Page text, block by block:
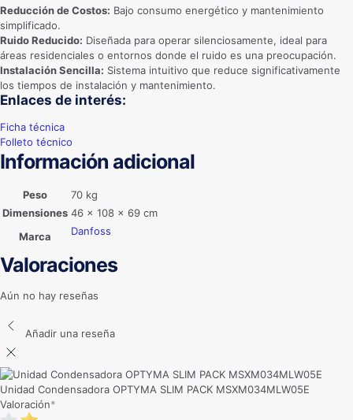
Reducción de Costos: Bajo consumo energético y mantenimiento
simplificado.
Ruido Reducido: Diseñada para operar silenciosamente, ideal para
áreas residenciales o entornos donde el ruido es una preocupación.
Instalación Sencilla: Sistema intuitivo que reduce significativamente
los tiempos de instalación y mantenimiento.
Enlaces de interés:
Ficha técnica
Folleto técnico
Información adicional
Peso
70 kg
Dimensiones 46 × 108 × 69 cm
Marca
Danfoss
Valoraciones
Aún no hay reseñas
Añadir una reseña
Unidad Condensadora OPTYMA SLIM PACK MSXM034MLW05E
Valoración*